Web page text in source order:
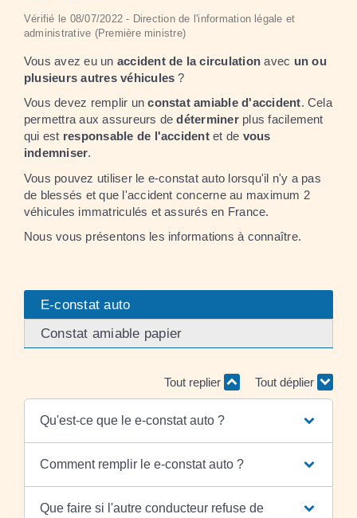
Vérifié le 08/07/2022 - Direction de l'information légale et
administrative (Première ministre)
Vous avez eu un accident de la circulation avec un ou
plusieurs autres véhicules ?
Vous devez remplir unconstat amiable d'accident. Cela
permettra aux assureurs dedéterminerplus facilement
qui est responsable de l'accidentet de vous
indemniser.
Vous pouvez utiliser le e-constat auto lorsqu'il n'y a pas
de blessés et que l'accident concerne au maximum 2
véhicules immatriculés et assurés en France.
Nous vous présentons les informations à connaître.
E-constat auto
Constat amiable papier
Tout replier Tout déplier
Qu'est-ce que le e-constat auto ?
Comment remplir le e-constat auto ?
Que faire si l'autre conducteur refuse de